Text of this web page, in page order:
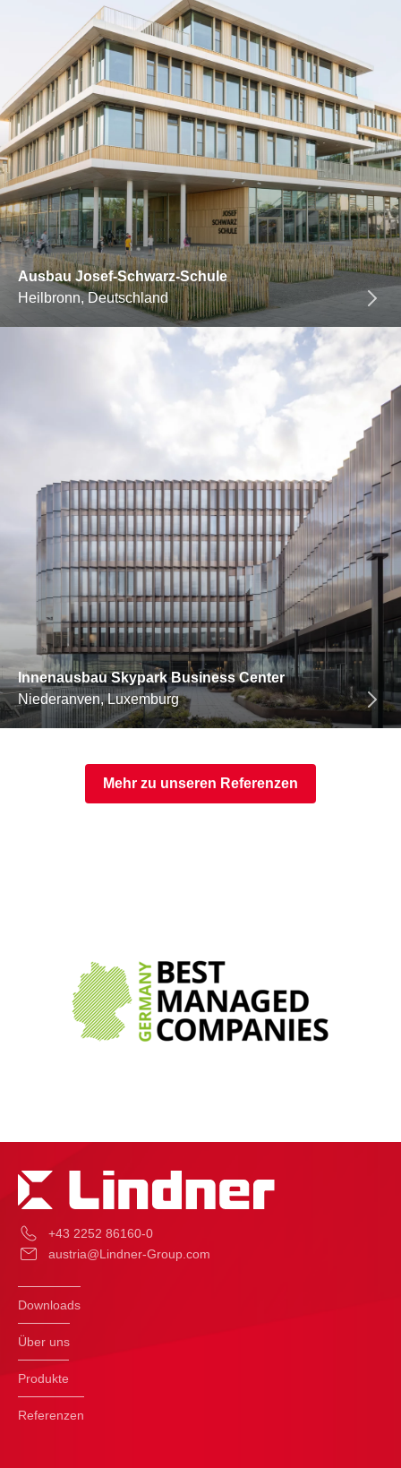
Ausbau Josef-Schwarz-Schule
Heilbronn, Deutschland
Innenausbau Skypark Business Center
Niederanven, Luxemburg
Mehr zu unseren Referenzen
+43 2252 86160-0
austria@Lindner-Group.com
Downloads
Über uns
Produkte
Referenzen